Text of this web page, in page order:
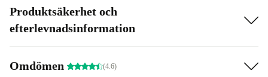
Produktsäkerhet och
efterlevnadsinformation
Omdömen (4.6)